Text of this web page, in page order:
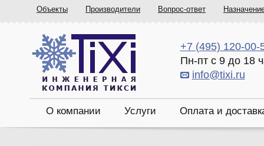
Объекты Производители Вопрос-ответ
+7 (495) 120-00-
Пн-пт с 9 до 18
info@tixi.ru
О компании Услуги Оплата и